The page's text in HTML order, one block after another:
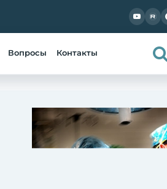
Вопросы Контакты